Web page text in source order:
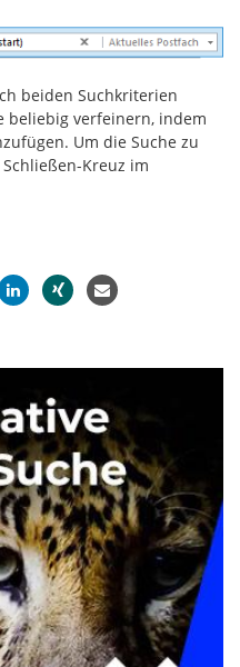
beiden Suchkriterien
beliebig verfeinern, indem
Um die Suche zu
Kreuz im